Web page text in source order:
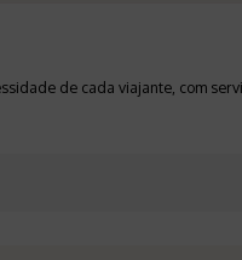
de cada viajante, com